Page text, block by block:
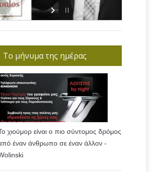
Το μήνυμα της ημέρας
χιούμορ είναι ο πιο σύντομος δρόμος
έναν άνθρωπο σε έναν άλλον -